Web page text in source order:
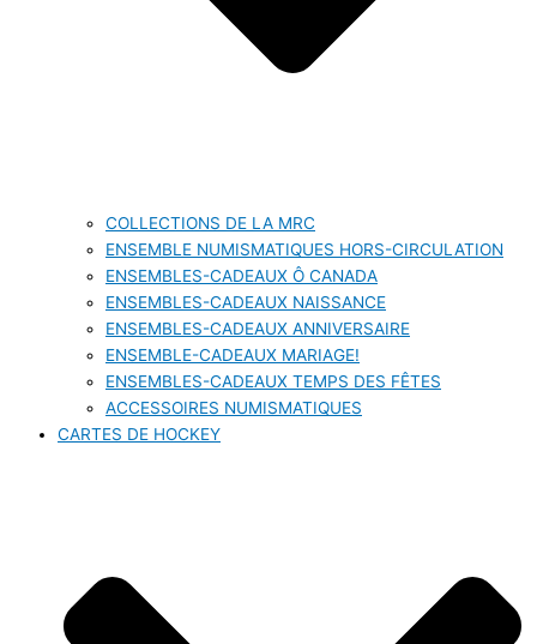
COLLECTIONS DE LA MRC
ENSEMBLE NUMISMATIQUES HORS-CIRCULATION
ENSEMBLES-CADEAUX Ô CANADA
ENSEMBLES-CADEAUX NAISSANCE
ENSEMBLES-CADEAUX ANNIVERSAIRE
ENSEMBLE-CADEAUX MARIAGE!
ENSEMBLES-CADEAUX TEMPS DES FÊTES
ACCESSOIRES NUMISMATIQUES
CARTES DE HOCKEY